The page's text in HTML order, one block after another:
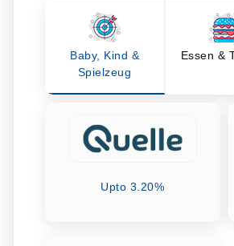
Baby, Kind &
Spielzeug
Essen &
Upto 3.20%